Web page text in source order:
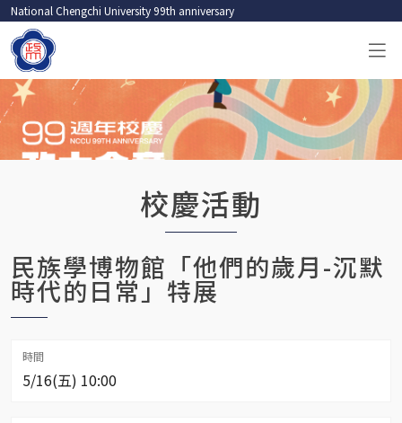
National Chengchi University 99th anniversary
校慶活動
民族學博物館「他們的歲月-沉默
時代的日常」特展
時間
5/16(五) 10:00